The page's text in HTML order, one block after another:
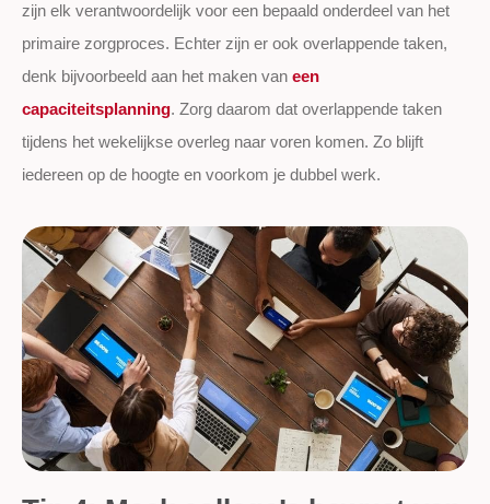
zijn elk verantwoordelijk voor een bepaald onderdeel van het
primaire zorgproces. Echter zijn er ook overlappende taken,
denk bijvoorbeeld aan het maken van een
capaciteitsplanning. Zorg daarom dat overlappende taken
tijdens het wekelijkse overleg naar voren komen. Zo blijft
iedereen op de hoogte en voorkom je dubbel werk.